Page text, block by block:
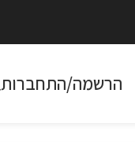
הרשמה/התחברות